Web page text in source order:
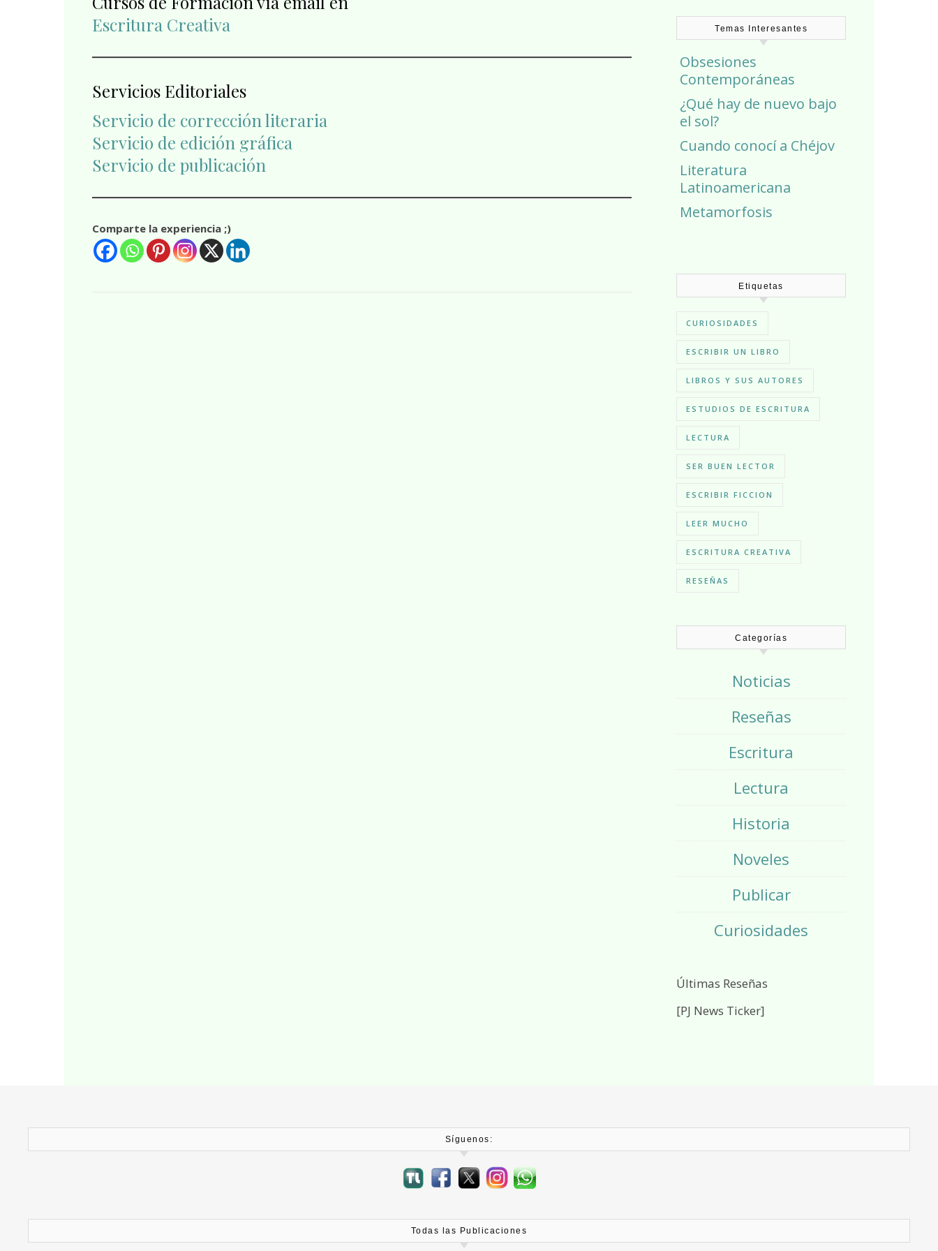
Escritura Creativa
Servicios Editoriales
Servicio de corrección literaria
Servicio de edición gráfica
Servicio de publicación
Comparte la experiencia ;)
Temas Interesantes
Obsesiones
Contemporáneas
¿Qué hay de nuevo bajo
el sol?
Cuando conocí a Chéjov
Literatura
Latinoamericana
Metamorfosis
Etiquetas
CURIOSIDADES
ESCRIBIR UN LIBRO
LIBROS Y SUS AUTORES
ESTUDIOS DE ESCRITURA
LECTURA
SER BUEN LECTOR
ESCRIBIR FICCION
LEER MUCHO
ESCRITURA CREATIVA
RESEÑAS
Categorías
Noticias
Reseñas
Escritura
Lectura
Historia
Noveles
Publicar
Curiosidades
Últimas Reseñas
[PJ News Ticker]
Síguenos:
Todas las Publicaciones